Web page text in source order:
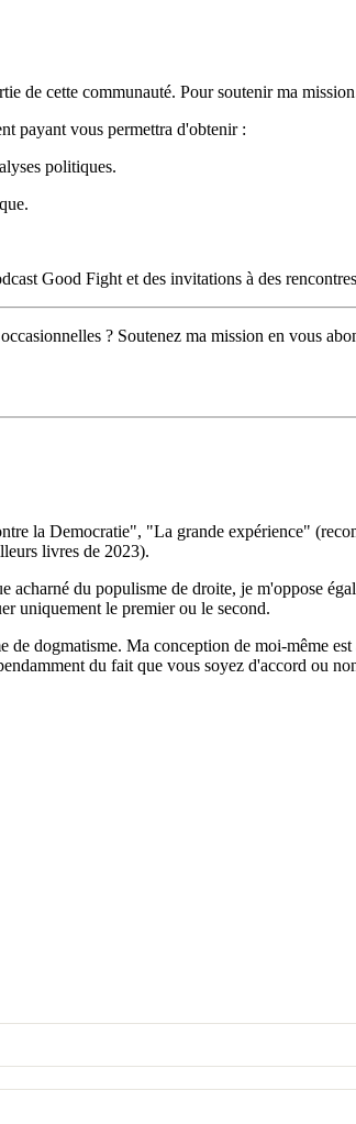
de cette communauté. Pour soutenir ma
payant vous permettra d'obtenir :
politiques.
Good Fight et des invitations à des
? Soutenez ma mission en vous
la Democratie", "La grande expérience"
livres de 2023).
du populisme de droite, je m'oppose
uniquement le premier ou le second.
dogmatisme. Ma conception de moi-même
du fait que vous soyez d'accord ou